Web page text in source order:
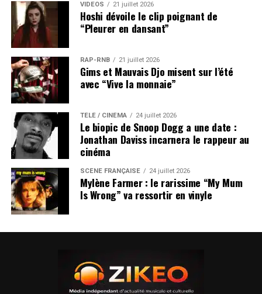
VIDEOS 21 juillet 2026
Hoshi dévoile le clip poignant de
“Pleurer en dansant”
RAP-RNB 21 juillet 2026
Gims et Mauvais Djo misent sur l’été
avec “Vive la monnaie”
TÉLÉ / CINÉMA 24 juillet 2026
Le biopic de Snoop Dogg a une date :
Jonathan Daviss incarnera le rappeur au
cinéma
SCÈNE FRANÇAISE 24 juillet 2026
Mylène Farmer : le rarissime “My Mum
Is Wrong” va ressortir en vinyle